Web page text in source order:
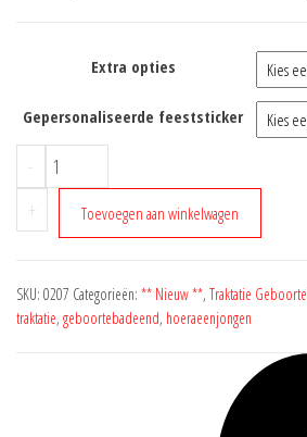
Extra opties
Gepersonaliseerde feeststicker
-
Geboorte
glitter
badeend
jongen
+ Toevoegen aan winkelwagen
SKU: 0207 Categorieën: ** Nieuw **, Traktatie Geboorte
traktatie, geboortebadeend, hoeraeenjongen